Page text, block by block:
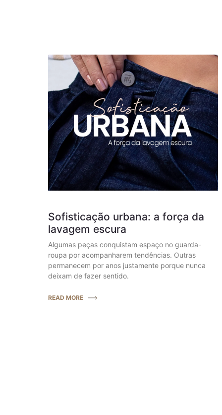
Sofisticação urbana: a força da
lavagem escura
Algumas peças conquistam espaço no guarda-
roupa por acompanharem tendências. Outras
permanecem por anos justamente porque nunca
deixam de fazer sentido.
READ MORE